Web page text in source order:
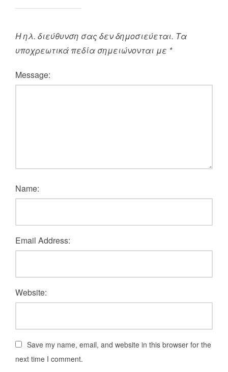
Η ηλ. διεύθυνση σας δεν δημοσιεύεται. Τα
υποχρεωτικά πεδία σημειώνονται με *
Message:
Name:
Email Address:
Website:
Save my name, email, and website in this browser for the
next time I comment.